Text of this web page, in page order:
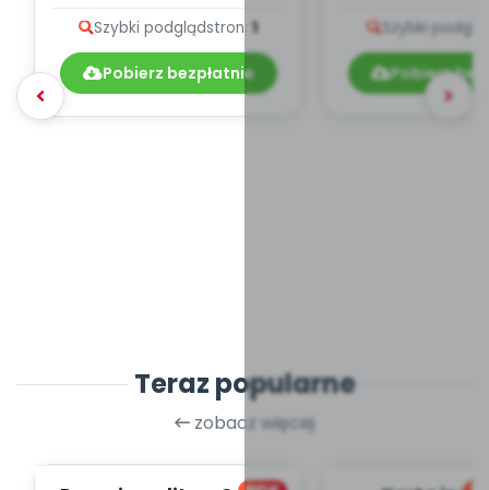
Szybki podglądstron: 1
Pobierz bezpłatnie
Szybki
Pobierz
Teraz popularne
zobacz więcej